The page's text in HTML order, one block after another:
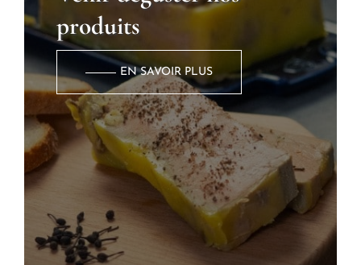
produits
EN SAVOIR PLUS